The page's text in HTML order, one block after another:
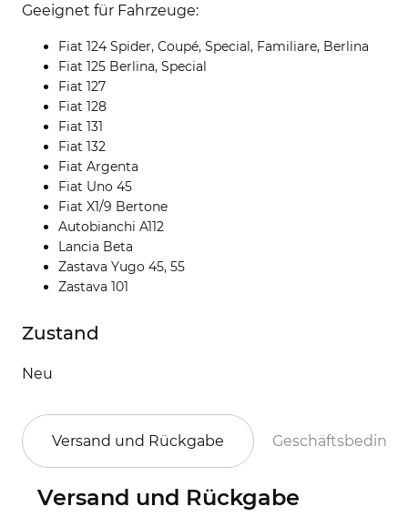
Geeignet für Fahrzeuge:
Fiat 124 Spider, Coupé, Special, Familiare, Berlina
Fiat 125 Berlina, Special
Fiat 127
Fiat 128
Fiat 131
Fiat 132
Fiat Argenta
Fiat Uno 45
Fiat X1/9 Bertone
Autobianchi A112
Lancia Beta
Zastava Yugo 45, 55
Zastava 101
Zustand
Neu
Versand und Rückgabe
Versand und Rückgabe